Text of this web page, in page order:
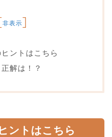
非表示]
ントはこちら
解は！？
ントはこちら